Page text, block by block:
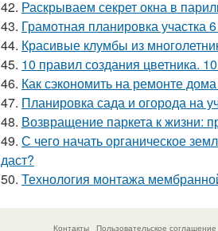
42. Раскрываем секрет окна в
43. Грамотная планировка участка
44. Красивые клумбы из
45. 10 правил создания цветника.
46. Как сэкономить на ремонте
47. Планировка сада и огорода на
48. Возвращение паркета к жизни:
49. С чего начать органическое
даст?
50. Технология монтажа
Контакты Пользовательское соглашение